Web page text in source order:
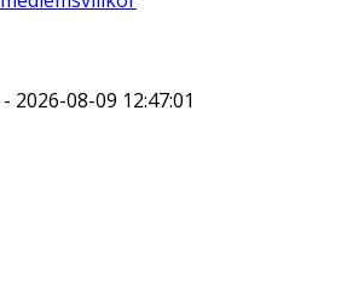
2026-08-09 12:47:01